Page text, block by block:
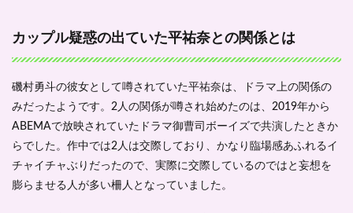
由に
2.1
磯村
勇斗
外経
歴を
調べ
カップル疑惑の出ていた平祐奈との関係とは
磯村勇斗の彼女として噂されていた平祐奈は、ドラマ上の関係の
みだったようです。2人の関係が噂され始めたのは、2019年から
ABEMAで放映されていたドラマ御曹司ボーイズで共演したときか
らでした。作中では2人は交際しており、かなり臨場感あふれるイ
チャイチャぶりだったので、実際に交際しているのではと妄想を
膨らませる人が多い柵人となっていました。